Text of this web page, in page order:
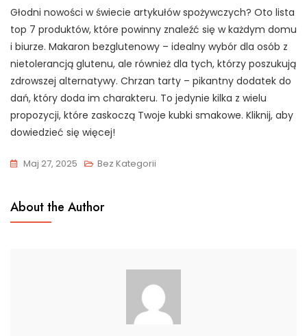
Głodni nowości w świecie artykułów spożywczych? Oto lista
top 7 produktów, które powinny znaleźć się w każdym domu
i biurze. Makaron bezglutenowy – idealny wybór dla osób z
nietolerancją glutenu, ale również dla tych, którzy poszukują
zdrowszej alternatywy. Chrzan tarty – pikantny dodatek do
dań, który doda im charakteru. To jedynie kilka z wielu
propozycji, które zaskoczą Twoje kubki smakowe. Kliknij, aby
dowiedzieć się więcej!
Maj 27, 2025 Bez Kategorii
About the Author